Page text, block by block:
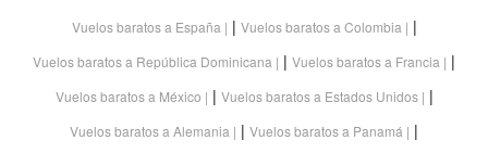
Vuelos baratos a España | Vuelos baratos a Colombia |
Vuelos baratos a República Dominicana | Vuelos baratos a Francia |
Vuelos baratos a México | Vuelos baratos a Estados Unidos |
Vuelos baratos a Alemania | Vuelos baratos a Panamá |